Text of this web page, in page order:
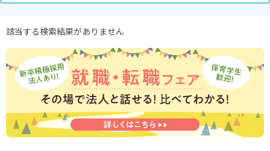
該当する検索結果がありません